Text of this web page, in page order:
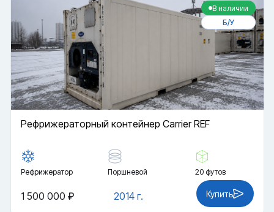
В наличии
Б/У
Рефрижераторный контейнер Carrier REF
Рефрижератор Поршневой 20 футов
2014 г.
1 500 000 ₽ Купить